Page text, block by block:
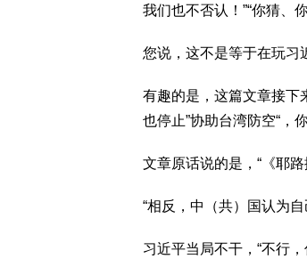
我们也不否认！”“你猜、
您说，这不是等于在玩习
有趣的是，这篇文章接下
也停止”协助台湾防空“，
文章原话说的是，“《耶
“相反，中（共）国认为
习近平当局不干，“不行